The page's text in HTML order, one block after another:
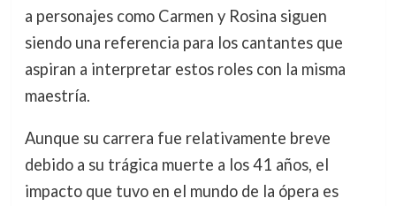
a personajes como Carmen y Rosina siguen
siendo una referencia para los cantantes que
aspiran a interpretar estos roles con la misma
maestría.
Aunque su carrera fue relativamente breve
debido a su trágica muerte a los 41 años, el
impacto que tuvo en el mundo de la ópera es